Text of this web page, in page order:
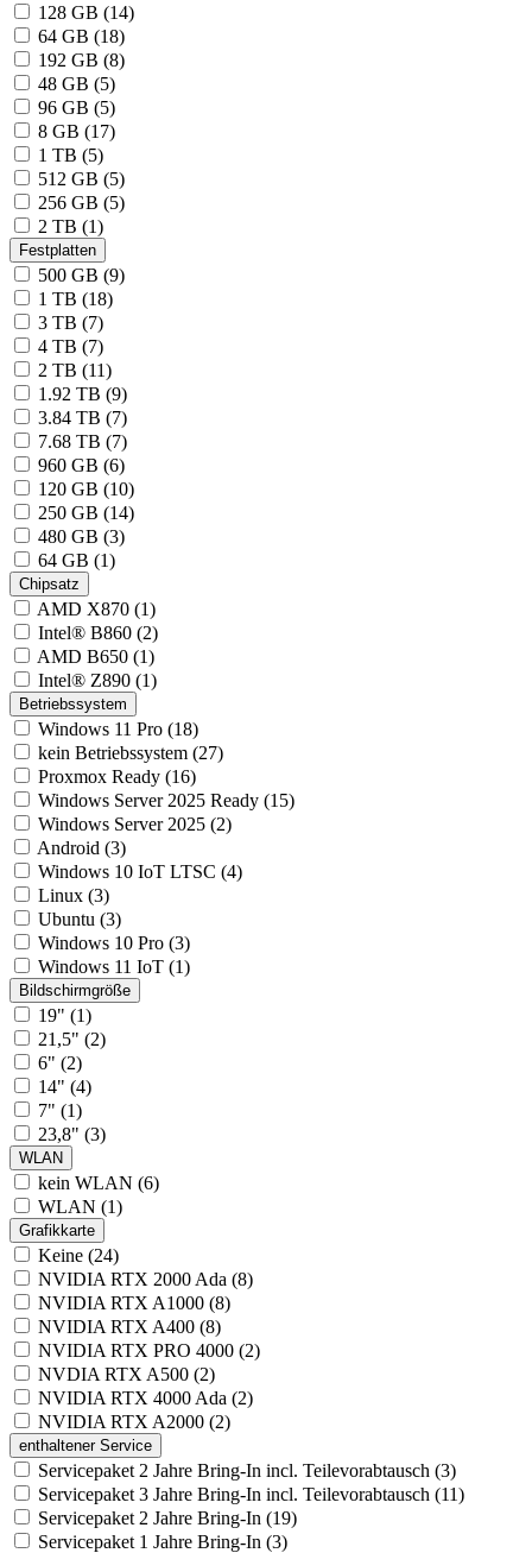
128 GB (14)
64 GB (18)
192 GB (8)
48 GB (5)
96 GB (5)
8 GB (17)
1 TB (5)
512 GB (5)
256 GB (5)
2 TB (1)
Festplatten
500 GB (9)
1 TB (18)
3 TB (7)
4 TB (7)
2 TB (11)
1.92 TB (9)
3.84 TB (7)
7.68 TB (7)
960 GB (6)
120 GB (10)
250 GB (14)
480 GB (3)
64 GB (1)
Chipsatz
AMD X870 (1)
Intel® B860 (2)
AMD B650 (1)
Intel® Z890 (1)
Betriebssystem
Windows 11 Pro (18)
kein Betriebssystem (27)
Proxmox Ready (16)
Windows Server 2025 Ready (15)
Windows Server 2025 (2)
Android (3)
Windows 10 IoT LTSC (4)
Linux (3)
Ubuntu (3)
Windows 10 Pro (3)
Windows 11 IoT (1)
Bildschirmgröße
19" (1)
21,5" (2)
6" (2)
14" (4)
7" (1)
23,8" (3)
WLAN
kein WLAN (6)
WLAN (1)
Grafikkarte
Keine (24)
NVIDIA RTX 2000 Ada (8)
NVIDIA RTX A1000 (8)
NVIDIA RTX A400 (8)
NVIDIA RTX PRO 4000 (2)
NVDIA RTX A500 (2)
NVIDIA RTX 4000 Ada (2)
NVIDIA RTX A2000 (2)
enthaltener Service
Servicepaket 2 Jahre Bring-In incl. Teilevorabtausch (3)
Servicepaket 3 Jahre Bring-In incl. Teilevorabtausch (11)
Servicepaket 2 Jahre Bring-In (19)
Servicepaket 1 Jahre Bring-In (3)